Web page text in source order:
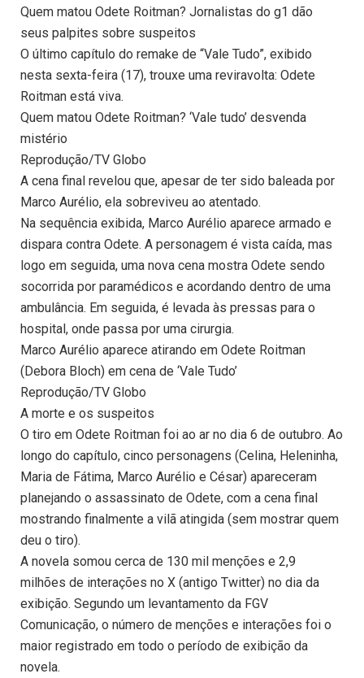
Quem matou Odete Roitman? Jornalistas do g1 dão
seus palpites sobre suspeitos
O último capítulo do remake de “Vale Tudo”, exibido
nesta sexta-feira (17), trouxe uma reviravolta: Odete
Roitman está viva.
Quem matou Odete Roitman? ‘Vale tudo’ desvenda
mistério
Reprodução/TV Globo
A cena final revelou que, apesar de ter sido baleada por
Marco Aurélio, ela sobreviveu ao atentado.
Na sequência exibida, Marco Aurélio aparece armado e
dispara contra Odete. A personagem é vista caída, mas
logo em seguida, uma nova cena mostra Odete sendo
socorrida por paramédicos e acordando dentro de uma
ambulância. Em seguida, é levada às pressas para o
hospital, onde passa por uma cirurgia.
Marco Aurélio aparece atirando em Odete Roitman
(Debora Bloch) em cena de ‘Vale Tudo’
Reprodução/TV Globo
A morte e os suspeitos
O tiro em Odete Roitman foi ao ar no dia 6 de outubro. Ao
longo do capítulo, cinco personagens (Celina, Heleninha,
Maria de Fátima, Marco Aurélio e César) apareceram
planejando o assassinato de Odete, com a cena final
mostrando finalmente a vilã atingida (sem mostrar quem
deu o tiro).
A novela somou cerca de 130 mil menções e 2,9
milhões de interações no X (antigo Twitter) no dia da
exibição. Segundo um levantamento da FGV
Comunicação, o número de menções e interações foi o
maior registrado em todo o período de exibição da
novela.